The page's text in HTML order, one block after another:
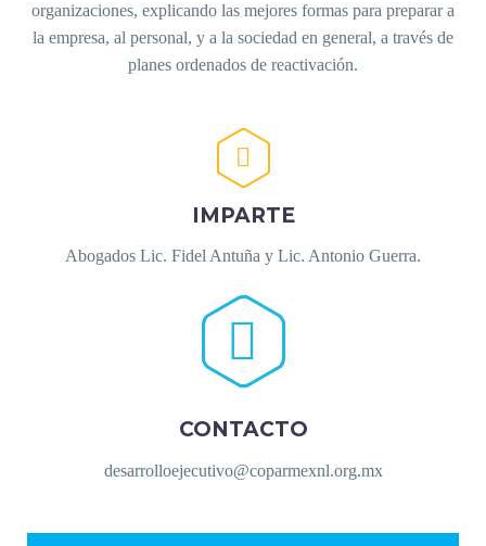
organizaciones, explicando las mejores formas para preparar a
la empresa, al personal, y a la sociedad en general, a través de
planes ordenados de reactivación.


IMPARTE
Abogados Lic. Fidel Antuña y Lic. Antonio Guerra.


CONTACTO
desarrolloejecutivo@coparmexnl.org.mx